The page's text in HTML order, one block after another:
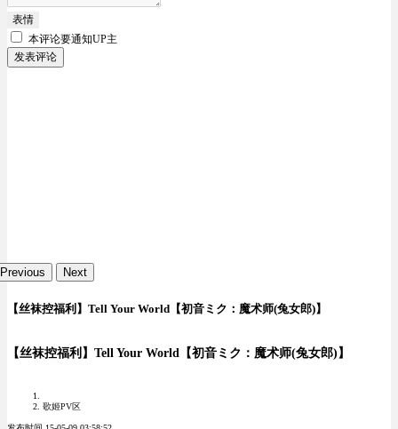
表情
本评论要通知UP主
发表评论
Previous Next
【丝袜控福利】Tell Your World【初音ミク：魔术师(兔女郎)】
【丝袜控福利】Tell Your World【初音ミク：魔术师(兔女郎)】
歌姬PV区